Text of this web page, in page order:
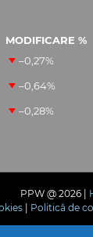
MODIFICARE %
–0,27%
–0,64%
–0,28%
PPW @ 2026 |
Politică de